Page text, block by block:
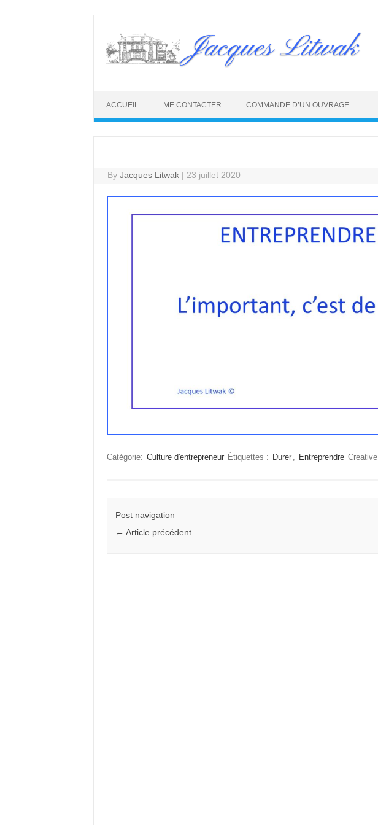
content
Jacques Litwak
ACCUEIL ME CONTACTER COMMANDE D’UN OUVRAGE
ByJacques Litwak | 23 juillet 2020
Catégorie: Culture d'entrepreneur Étiquettes : Durer Entreprendre
Post navigation
← Article précédent